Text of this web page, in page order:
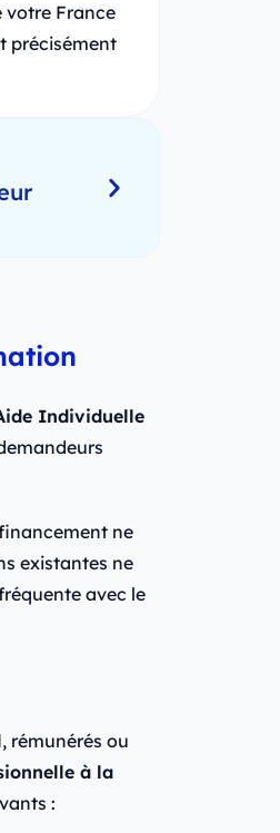
votre France
précisément
Individuelle
ne
existantes ne
avec le
, rémunérés ou
à la
: